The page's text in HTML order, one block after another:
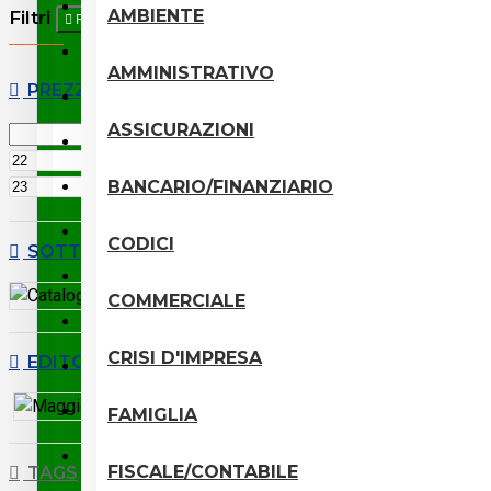
Bancario/Finanziario
Commerciale
Concorsuale
Famiglia
Fiscale/Contabile
AMBIENTE
AMMINISTRATIVO
ASSICURAZIONI
BANCARIO/FINANZIARIO
CODICI
COMMERCIALE
CRISI D'IMPRESA
FAMIGLIA
FISCALE/CONTABILE
Filtri Resetta
PREZZO
€
SOTTOCATEGORIE
Catalogo
EDITORI
Maggioli
TAGS